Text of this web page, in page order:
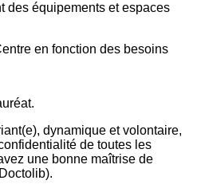
des équipements et espaces
en fonction des besoins
dynamique et volontaire,
de toutes les
une bonne maîtrise de